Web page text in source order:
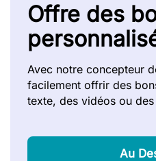
Offre des
Avec notre concepteur
facilement offrir des
texte, des vidéos ou
Au